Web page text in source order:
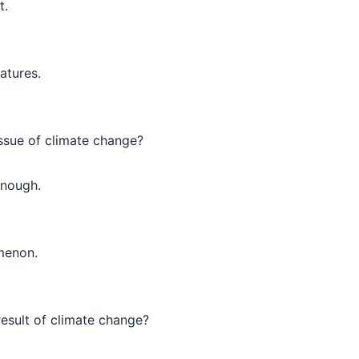
of climate change?
of climate change?